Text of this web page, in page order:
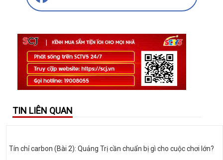
TIN LIÊN QUAN
Tín chỉ carbon (Bài 2): Quảng Trị cần chuẩn bị gì cho cuộc chơi lớn?